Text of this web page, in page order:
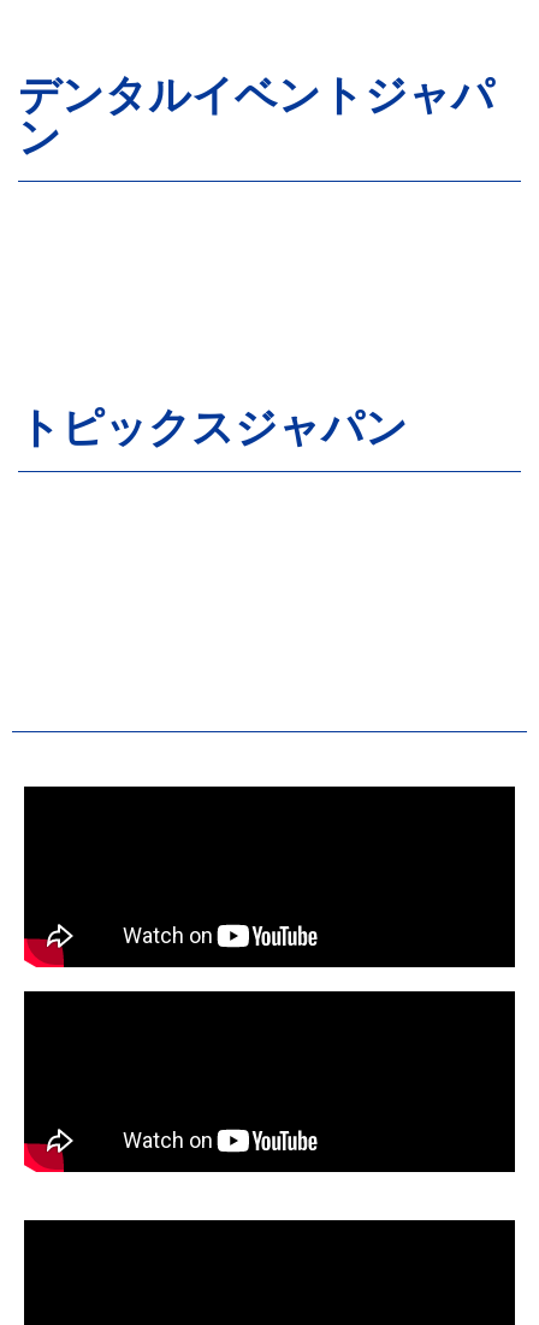
デンタルイベントジャパ
ン
トピックスジャパン